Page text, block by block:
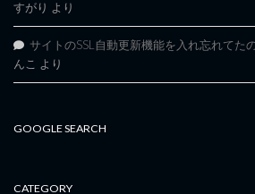
すがり より
サイトのSSL自動更新機能を入れ忘れてた
んこ より
GOOGLE SEARCH
CATEGORY